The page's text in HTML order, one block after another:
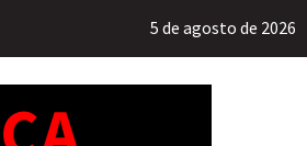
5 de agosto de 2026